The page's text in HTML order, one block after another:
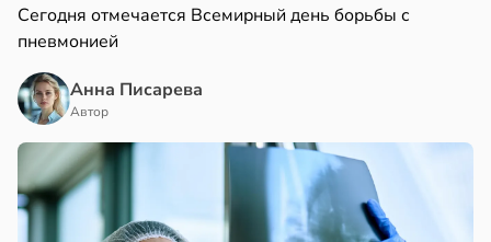
в19:49
Сегодня отмечается Всемирный день борьбы с
пневмонией
Анна Писарева
Автор
в21:42